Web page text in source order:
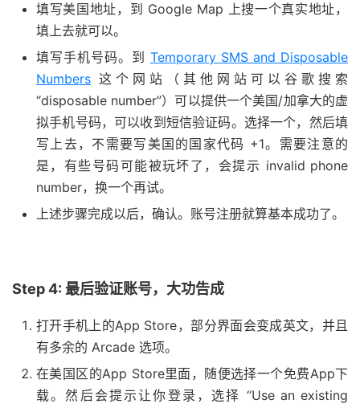
填写美国地址，到 Google Map 上搜一个真实地址，
填上去就可以。
填写手机号码。到 Temporary SMS and Disposable
Numbers 这个网站（其他网站可以谷歌搜索
“disposable number”）可以提供一个美国/加拿大的虚
拟手机号码，可以收到短信验证码。选择一个，然后填
写上去，不需要写美国的国家代码 +1。需要注意的
是，有些号码可能被玩坏了，会提示 invalid phone
number，换一个再试。
上述步骤完成以后，确认。账号注册就算基本成功了。
Step 4: 最后验证账号，大功告成
打开手机上的App Store，部分界面会变成英文，并且
有多余的 Arcade 选项。
在美国区的App Store里面，随便选择一个免费App下
载。然后会提示让你登录，选择 “Use an existing